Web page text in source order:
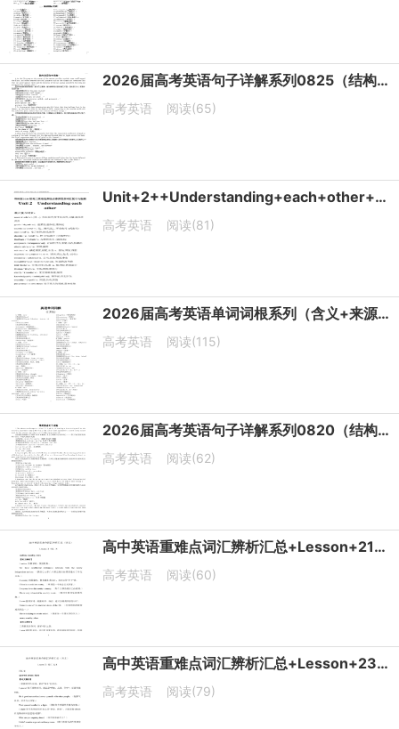
2026届高考英语句子详解系列0825（结构+词汇）（共20组）清单
高考英语 阅读(65)
Unit+2++Understanding+each+other++一轮词汇复习与检测-2026届高三英语译林版选择性必修第四册
高考英语 阅读(81)
2026届高考英语单词词根系列（含义+来源+例词）（I开头）清单
高考英语 阅读(115)
2026届高考英语句子详解系列0820（结构+词汇）（共20组）清单
高考英语 阅读(62)
高中英语重难点词汇辨析汇总+Lesson+21+词汇+N++讲义-2026届高三英语上学期一轮复习专项
高考英语 阅读(60)
高中英语重难点词汇辨析汇总+Lesson+23+词汇+Q-R++讲义-2026届高三英语上学期一轮复习专项
高考英语 阅读(79)